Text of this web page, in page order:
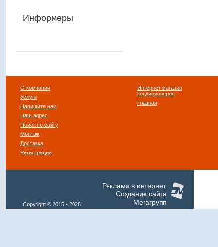
Информеры
О компании
Услуги
Напишите нам
Наш адрес
Поиск по сайту
Монтаж
Доставка
Регистрация
Интернет магазин
кондиционеров
Главная
Реклама в интернет.
Создание сайта
Мегагрупп
Copyright © 2015 - 2026
Klimat-Expo